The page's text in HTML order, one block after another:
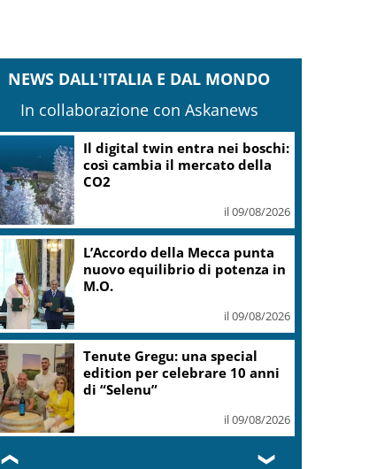
NEWS DALL'ITALIA E DAL MONDO
In collaborazione con Askanews
Leone, Wwf: dall’India un
segnale di speranza, nel
Gurajat +32%
il 09/08/2026
Outdoor, più praticanti e più
soccorsi: il nodo della
sicurezza
il 09/08/2026
Fornacelle apre “Vinoteka”
spazio degustazione nel cuore
di Bolgheri
il 09/08/2026
❮ ❯